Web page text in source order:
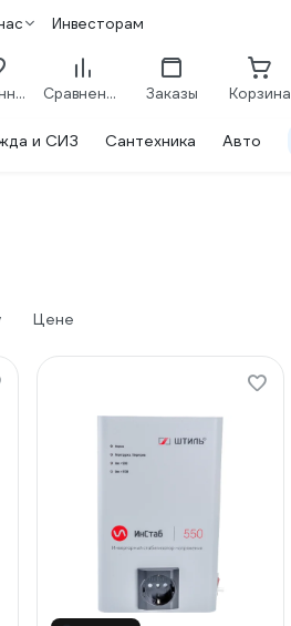
Инвесторам
Избранное Сравнение Заказы Корзина
и СИЗ Сантехника Авто
Цене